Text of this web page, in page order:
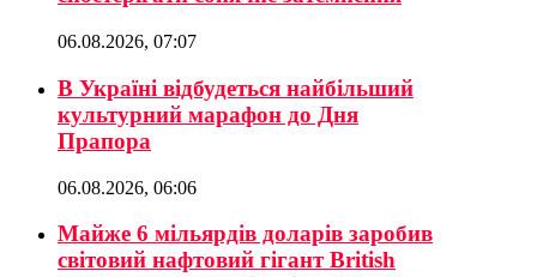
06.08.2026, 07:07
В Україні відбудеться найбільший
культурний марафон до Дня
Прапора
06.08.2026, 06:06
Майже 6 мільярдів доларів заробив
світовий нафтовий гігант British